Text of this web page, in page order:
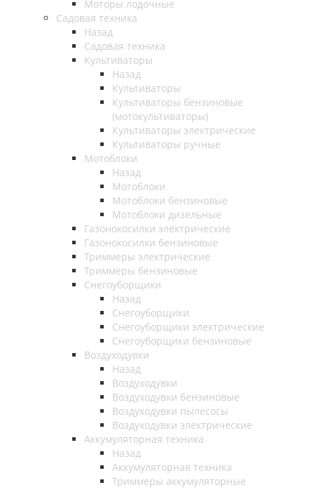
Моторы лодочные
Садовая техника
Назад
Садовая техника
Культиваторы
Назад
Культиваторы
Культиваторы бензиновые
(мотокультиваторы)
Культиваторы электрические
Культиваторы ручные
Мотоблоки
Назад
Мотоблоки
Мотоблоки бензиновые
Мотоблоки дизельные
Газонокосилки электрические
Газонокосилки бензиновые
Триммеры электрические
Триммеры бензиновые
Снегоуборщики
Назад
Снегоуборщики
Снегоуборщики электрические
Снегоуборщики бензиновые
Воздуходувки
Назад
Воздуходувки
Воздуходувки бензиновые
Воздуходувки пылесосы
Воздуходувки электрические
Аккумуляторная техника
Назад
Аккумуляторная техника
Триммеры аккумуляторные